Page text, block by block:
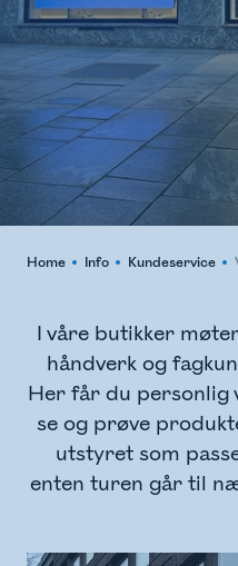
Home Info Kundeservice
I våre butikker
håndverk og
Her får du personlig
se og prøve
utstyret som
enten turen går til